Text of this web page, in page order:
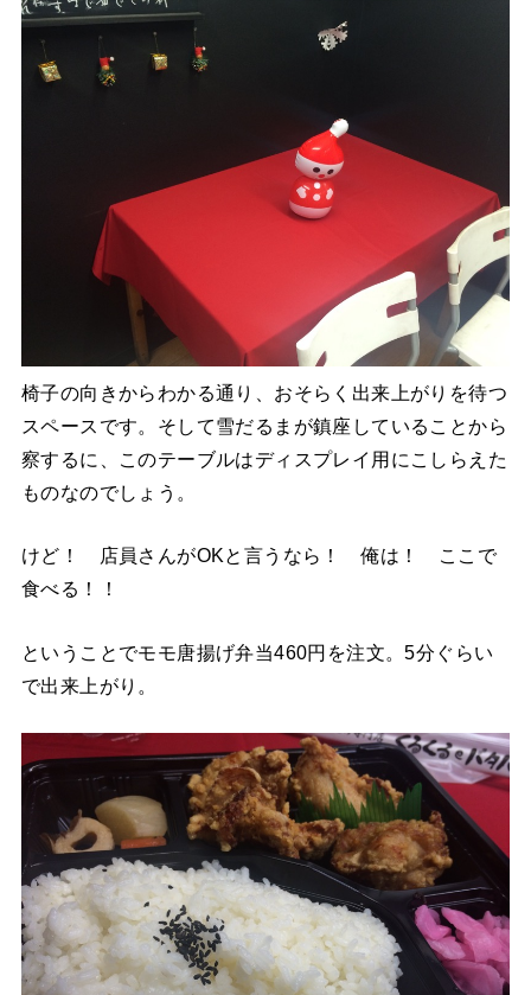
椅子の向きからわかる通り、おそらく出来上がりを待つ
スペースです。そして雪だるまが鎮座していることから
察するに、このテーブルはディスプレイ用にこしらえた
ものなのでしょう。
けど！ 店員さんがOKと言うなら！ 俺は！ ここで
食べる！！
ということでモモ唐揚げ弁当460円を注文。5分ぐらい
で出来上がり。